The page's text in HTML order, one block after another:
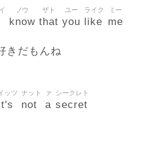
know
ノウ
that
ザト
you
ユー
like
ライク
me
ミー
きだもんね
ッツ
not
ナット
a
ァ
secret
シークレト